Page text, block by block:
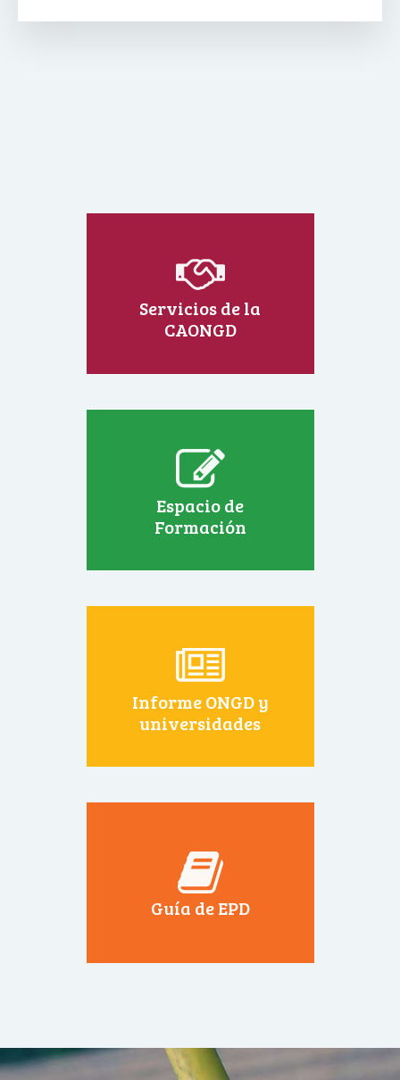
Servicios de la
CAONGD
Espacio de
Formación
Informe ONGD y
universidades
Guía de EPD